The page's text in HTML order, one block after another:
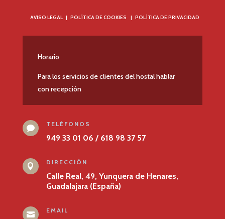
AVISO LEGAL| POLÍTICA DE COOKIES | POLÍTICA DE PRIVACIDAD
Horario
Para los servicios de clientes del hostal hablar
con recepción

TELÉFONOS
949 33 01 06 / 618 98 37 57

DIRECCIÓN
Calle Real, 49, Yunquera de Henares,
Guadalajara (España)

EMAIL